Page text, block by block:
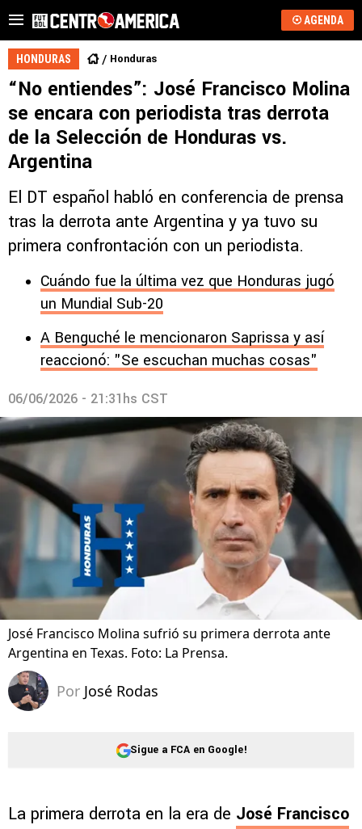
AGENDA
HONDURAS Honduras
“No entiendes”: José Francisco Molina
se encara con periodista tras derrota
de la Selección de Honduras vs.
Argentina
El DT español habló en conferencia de prensa
tras la derrota ante Argentina y ya tuvo su
primera confrontación con un periodista.
Cuándo fue la última vez que Honduras jugó
un Mundial Sub-20
A Benguché le mencionaron Saprissa y así
reaccionó: "Se escuchan muchas cosas"
06/06/2026 - 21:31hs CST
José Francisco Molina sufrió su primera derrota ante
Argentina en Texas. Foto: La Prensa.
Por José Rodas
Sigue a FCA en Google!
La primera derrota en la era de José Francisco